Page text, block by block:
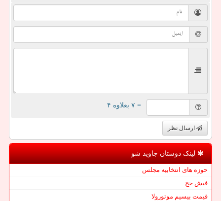
= ۷ بعلاوه ۴
ارسال نظر
لینک دوستان جاوید شو
حوزه های انتخابیه مجلس
فیش حج
قیمت بیسیم موتورولا